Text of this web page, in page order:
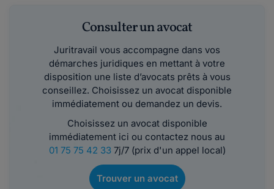
Consulter un avocat
Juritravail vous accompagne dans vos
démarches juridiques en mettant à votre
disposition une liste d’avocats prêts à vous
conseillez. Choisissez un avocat disponible
immédiatement ou demandez un devis.
Choisissez un avocat disponible
immédiatement ici ou contactez nous au
01 75 75 42 337j/7 (prix d'un appel local)
Trouver un avocat